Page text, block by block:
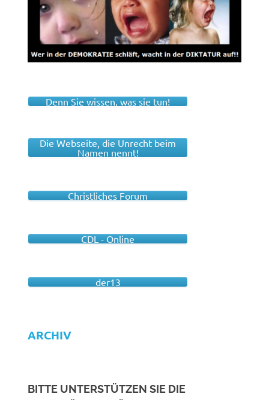
Denn Sie wissen, was sie tun!
Die Webseite, die Unrecht beim
Namen nennt!
Christliches Forum
CDL - Online
der13
ARCHIV
BITTE UNTERSTÜTZEN SIE DIE